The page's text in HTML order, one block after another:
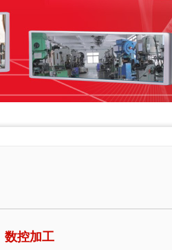
数控加工